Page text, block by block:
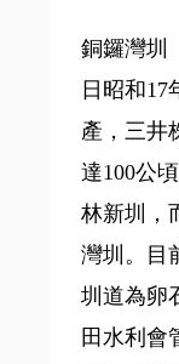
銅鑼灣圳
日昭和17
產，三井
達100公
林新圳，
灣圳。目
圳道為卵
田水利會